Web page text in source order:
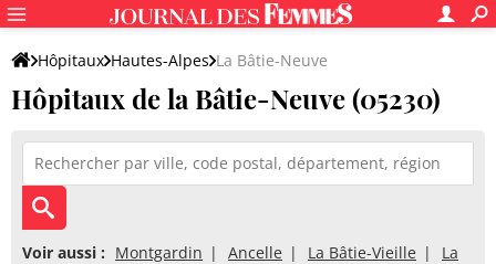
Hôpitaux Hautes-Alpes La Bâtie-Neuve
Hôpitaux de la Bâtie-Neuve (05230)
Voir aussi : Montgardin Ancelle La Bâtie-Vieille
La